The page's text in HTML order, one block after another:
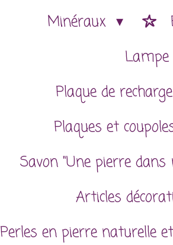
Minéraux
Plaque de
Plaques et
Savon "Une pierre
Articles
Perles en pierre naturelle